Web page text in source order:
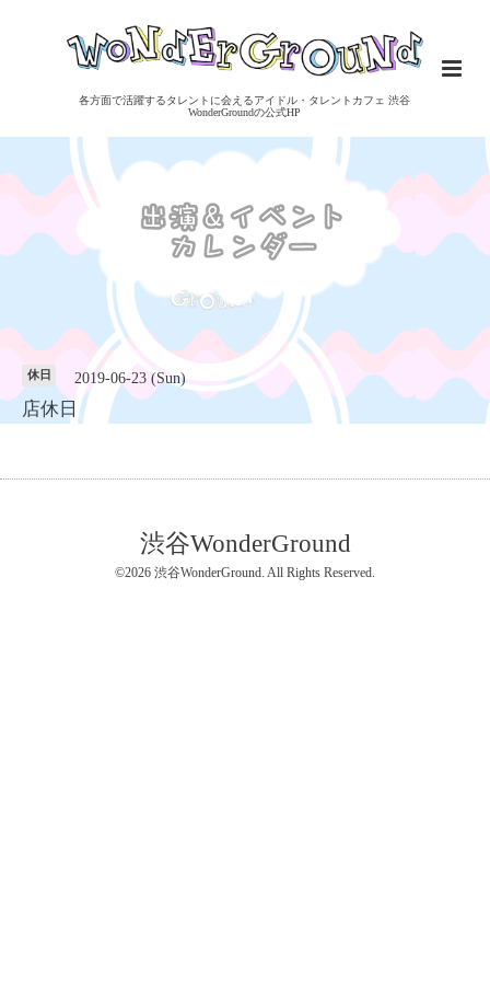
各方面で活躍するタレントに会えるアイドル・タレントカフェ 渋谷
WonderGroundの公式HP
休日 2019-06-23 (Sun)
店休日
渋谷WonderGround
©2026 渋谷WonderGround. All Rights Reserved.